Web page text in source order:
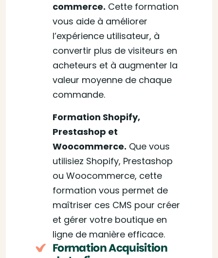
commerce. Cette formation
vous aide à améliorer
l’expérience utilisateur, à
convertir plus de visiteurs en
acheteurs et à augmenter la
valeur moyenne de chaque
commande.
Formation Shopify,
Prestashop et
Woocommerce. Que vous
utilisiez Shopify, Prestashop
ou Woocommerce, cette
formation vous permet de
maîtriser ces CMS pour créer
et gérer votre boutique en
ligne de manière efficace.
Formation Acquisition